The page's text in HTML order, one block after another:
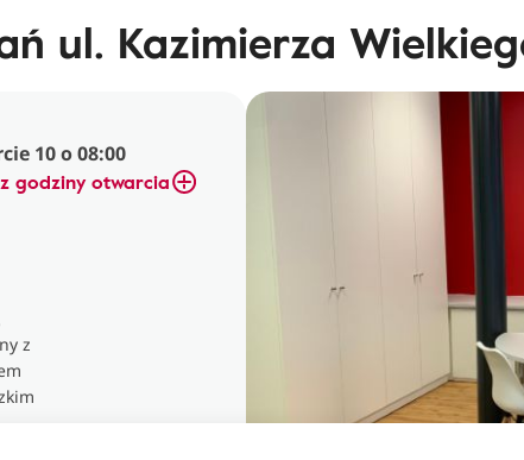
ul. Kazimierza
10 o 08:00
godziny otwarcia
z